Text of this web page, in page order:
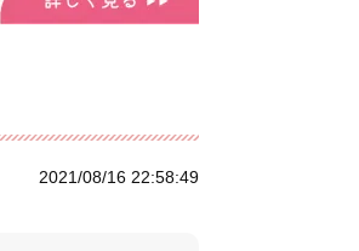
2021/08/16 22:58:49